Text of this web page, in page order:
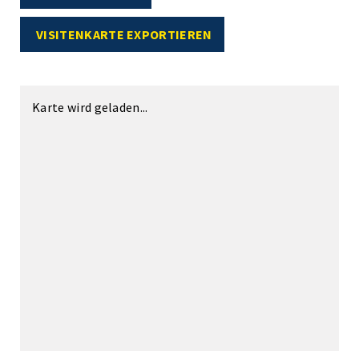
VISITENKARTE EXPORTIEREN
Karte wird geladen...